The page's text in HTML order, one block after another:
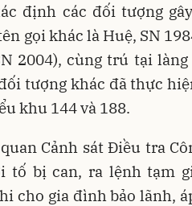
định các đối tượng
gọi khác là Huệ, SN
2004), cùng trú tại
tượng khác đã thực
khu 144 và 188.
Cảnh sát Điều tra
tố bị can, ra lệnh tạm
cho gia đình bảo lãnh,